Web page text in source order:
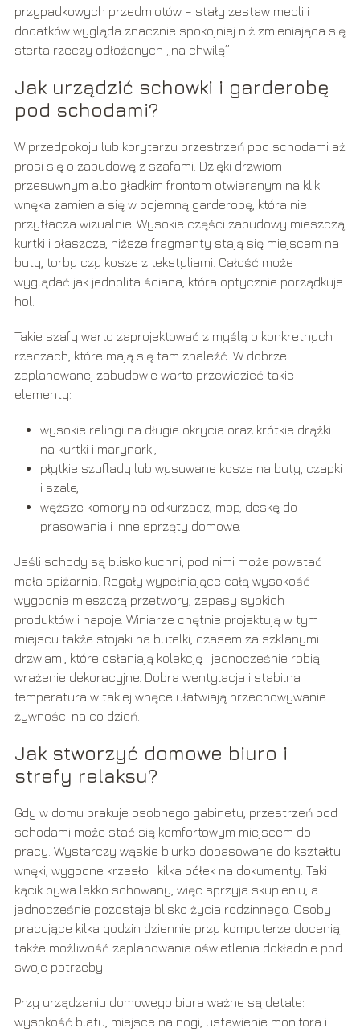
przypadkowych przedmiotów – stały zestaw mebli i
dodatków wygląda znacznie spokojniej niż zmieniająca się
sterta rzeczy odłożonych „na chwilę”.
Jak urządzić schowki i garderobę
pod schodami?
W przedpokoju lub korytarzu przestrzeń pod schodami aż
prosi się o zabudowę z szafami. Dzięki drzwiom
przesuwnym albo gładkim frontom otwieranym na klik
wnęka zamienia się w pojemną garderobę, która nie
przytłacza wizualnie. Wysokie części zabudowy mieszczą
kurtki i płaszcze, niższe fragmenty stają się miejscem na
buty, torby czy kosze z tekstyliami. Całość może
wyglądać jak jednolita ściana, która optycznie porządkuje
hol.
Takie szafy warto zaprojektować z myślą o konkretnych
rzeczach, które mają się tam znaleźć. W dobrze
zaplanowanej zabudowie warto przewidzieć takie
elementy:
wysokie relingi na długie okrycia oraz krótkie drążki
na kurtki i marynarki,
płytkie szuflady lub wysuwane kosze na buty, czapki
i szale,
węższe komory na odkurzacz, mop, deskę do
prasowania i inne sprzęty domowe.
Jeśli schody są blisko kuchni, pod nimi może powstać
mała spiżarnia. Regały wypełniające całą wysokość
wygodnie mieszczą przetwory, zapasy sypkich
produktów i napoje. Winiarze chętnie projektują w tym
miejscu także stojaki na butelki, czasem za szklanymi
drzwiami, które osłaniają kolekcję i jednocześnie robią
wrażenie dekoracyjne. Dobra wentylacja i stabilna
temperatura w takiej wnęce ułatwiają przechowywanie
żywności na co dzień.
Jak stworzyć domowe biuro i
strefy relaksu?
Gdy w domu brakuje osobnego gabinetu, przestrzeń pod
schodami może stać się komfortowym miejscem do
pracy. Wystarczy wąskie biurko dopasowane do kształtu
wnęki, wygodne krzesło i kilka półek na dokumenty. Taki
kącik bywa lekko schowany, więc sprzyja skupieniu, a
jednocześnie pozostaje blisko życia rodzinnego. Osoby
pracujące kilka godzin dziennie przy komputerze docenią
także możliwość zaplanowania oświetlenia dokładnie pod
swoje potrzeby.
Przy urządzaniu domowego biura ważne są detale:
wysokość blatu, miejsce na nogi, ustawienie monitora i